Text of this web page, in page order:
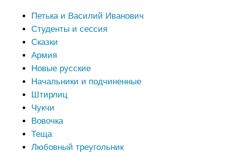
Петька и Василий Иванович
Студенты и сессия
Сказки
Армия
Новые русские
Начальники и подчиненные
Штирлиц
Чукчи
Вовочка
Теща
Любовный треугольник